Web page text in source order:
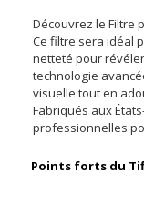
Découvrez le Filtre
Ce filtre sera idéal
netteté pour
technologie
visuelle tout en
Fabriqués aux
professionnelles
Points forts du